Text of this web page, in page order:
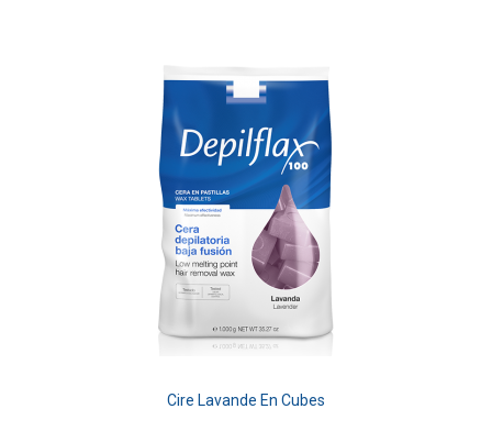
Cire Lavande En Cubes